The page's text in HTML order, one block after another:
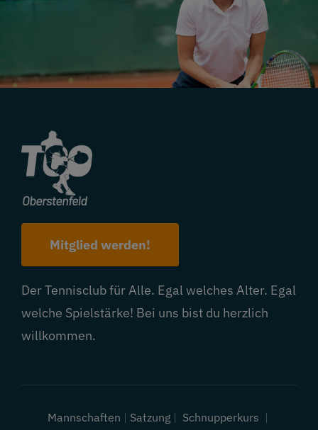
Mitglied werden!
Der Tennisclub für Alle. Egal welches Alter. Egal
welche Spielstärke! Bei uns bist du herzlich
willkommen.
Mannschaften | Satzung| Schnupperkurs |